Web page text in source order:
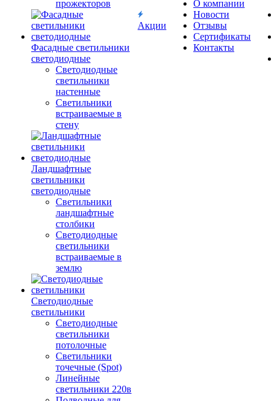
прожекторов
Фасадные светильники
светодиодные
Светодиодные
светильники
настенные
Светильники
встраиваемые в
стену
Ландшафтные
светильники
светодиодные
Светильники
ландшафтные
столбики
Светодиодные
светильники
встраиваемые в
землю
Светодиодные
светильники
Светодиодные
светильники
потолочные
Светильники
точечные (Spot)
Линейные
светильники 220в
Акции
О компании
Новости
Отзывы
Сертификаты
Контакты